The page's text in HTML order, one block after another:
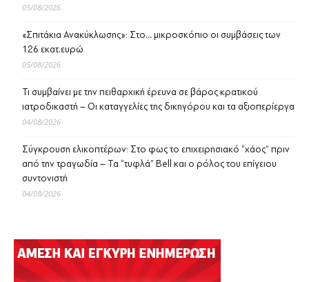
05/08/2026
«Σπιτάκια Ανακύκλωσης»: Στο… μικροσκόπιο οι συμβάσεις των
126 εκατ.ευρώ
05/08/2026
Τι συμβαίνει με την πειθαρχική έρευνα σε βάρος κρατικού
ιατροδικαστή – Οι καταγγελίες της δικηγόρου και τα αξιοπερίεργα
04/08/2026
Σύγκρουση ελικοπτέρων: Στο φως το επιχειρησιακό “χάος” πριν
από την τραγωδία – Τα “τυφλά” Bell και ο ρόλος του επίγειου
συντονιστή
04/08/2026